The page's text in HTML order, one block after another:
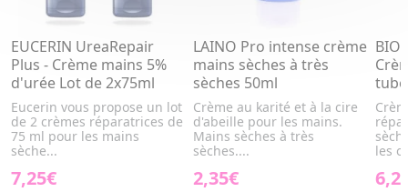
EUCERIN UreaRepair
Plus - Crème mains 5%
d'urée Lot de 2x75ml
Eucerin vous propose un lot
de 2 crèmes réparatrices de
75 ml pour les mains
sèche...
7,25€
LAINO Pro intense crème
mains sèches à très
sèches 50ml
Crème au karité et à la cire
d'abeille pour les mains.
Mains sèches à très
sèches....
2,35€
les